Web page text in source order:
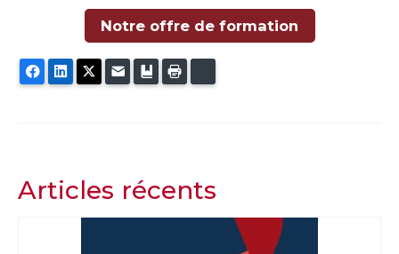
Notre offre de formation
FacebookLinkedInTwitter
E-mail Ajouter aux favoris
Articles récents